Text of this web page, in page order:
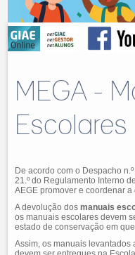
MEGA -
De acordo com o Despacho
21.º do Regulamento Interno
AEGE promover e coordenar a
A devolução dosmanuais
os manuais escolares devem
estado de conservação em
Assim, os manuais levantados